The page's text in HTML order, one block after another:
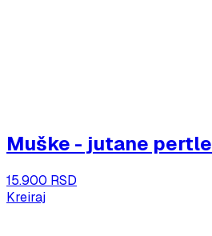
Muške - jutane pertle
15.900 RSD
Kreiraj